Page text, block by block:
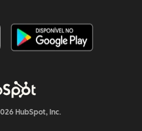
HubSpot, Inc.